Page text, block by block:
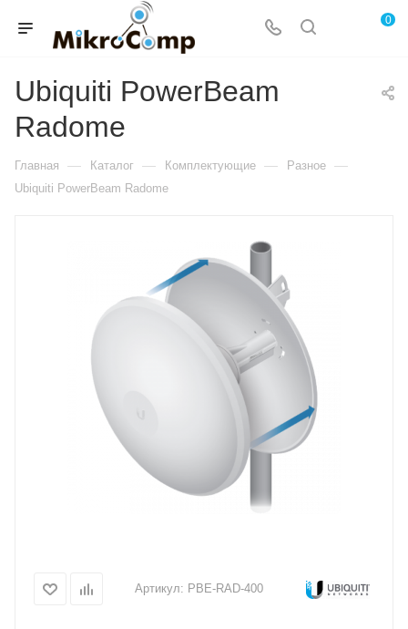
0
Ubiquiti PowerBeam
Radome
Главная — Каталог — Комплектующие — Разное —
Ubiquiti PowerBeam Radome
Артикул: PBE-RAD-400